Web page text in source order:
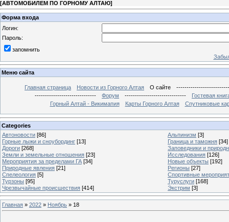
[АВТОМОБИЛЕМ ПО ГОРНОМУ АЛТАЮ]
Форма входа
Логин:
Пароль:
запомнить
Меню сайта
Главная страница Новости из Горного Алтая О сайте
------------------------------
Форум ------------------------------
Гостевая
Горный Алтай - Викимапия
Карты Горного Алтая Спутниковые
Categories
Автоновости [86] Альпинизм [3]
Горные лыжи и сноубординг [13] Граница и таможня [34]
Дороги [268]
Заповедники и
Земли и земельные отношения [23] Исследования [126]
Мероприятия за пределами ГА [34] Новые объекты [192]
Природные явления [21] Регионы [27]
Спелеология [5]
Спортивные
Турзоны [95] Туруслуги [168]
Чрезвычайные происшествия [414] Экстрим [3]
Главная » 2022 » Ноябрь » 18